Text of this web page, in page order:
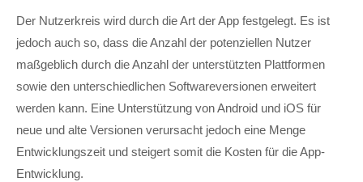
Der Nutzerkreis wird durch die Art der App festgelegt. Es ist
jedoch auch so, dass die Anzahl der potenziellen Nutzer
maßgeblich durch die Anzahl der unterstützten Plattformen
sowie den unterschiedlichen Softwareversionen erweitert
werden kann. Eine Unterstützung von Android und iOS für
neue und alte Versionen verursacht jedoch eine Menge
Entwicklungszeit und steigert somit die Kosten für die App-
Entwicklung.